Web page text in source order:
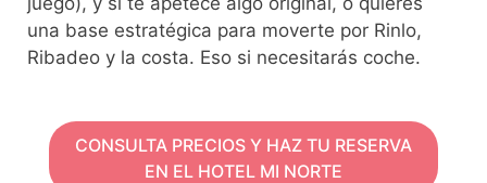
una base estratégica para moverte por Rinlo,
Ribadeo y la costa. Eso si necesitarás coche.
CONSULTA PRECIOS Y HAZ TU RESERVA
EN EL HOTEL MI NORTE